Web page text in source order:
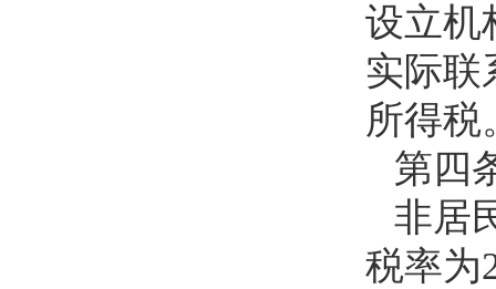
设立机
实际联
所得税
第四
非居
税率为